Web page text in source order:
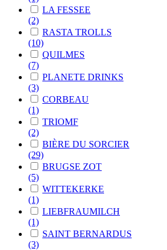
LA FESSEE
(2)
RASTA TROLLS
(10)
QUILMES
(7)
PLANETE DRINKS
(3)
CORBEAU
(1)
TRIOMF
(2)
BIÈRE DU SORCIER
(29)
BRUGSE ZOT
(5)
WITTEKERKE
(1)
LIEBFRAUMILCH
(1)
SAINT BERNARDUS
(3)